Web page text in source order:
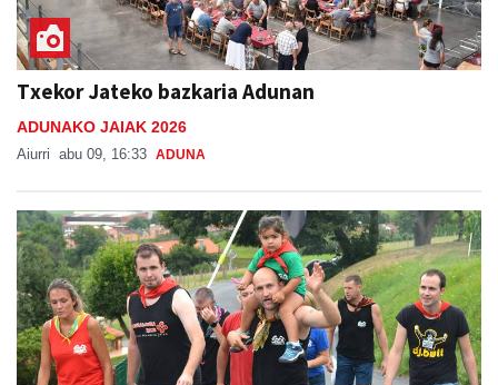
Txekor Jateko bazkaria Adunan
ADUNAKO JAIAK 2026
Aiurri abu 09, 16:33 ADUNA